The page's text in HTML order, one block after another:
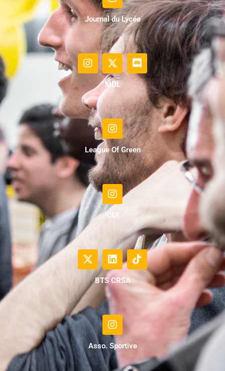
Journal du Lycée
MDL
League Of Green
CDI
BTS CRSA
Asso. Sportive